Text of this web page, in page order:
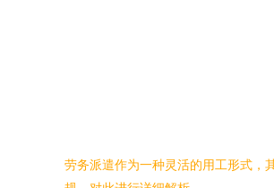
劳务派遣作为一种灵活的用工形式，